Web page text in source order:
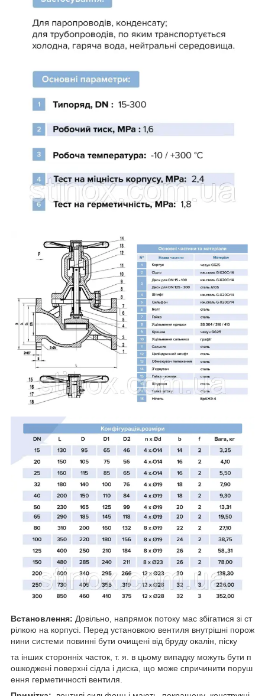
Встановлення: Довільно, напрямок потоку мас збігатися зі ст
рілкою на корпусі. Перед установкою вентиля внутрішні порож
нини системи повинні бути очищені від бруду окалін, піску
та інших сторонніх часток, т. я. в цьому випадку можуть бути п
ошкоджені поверхні сідла i диска, що може спричинити поруш
ення герметичності вентиля.